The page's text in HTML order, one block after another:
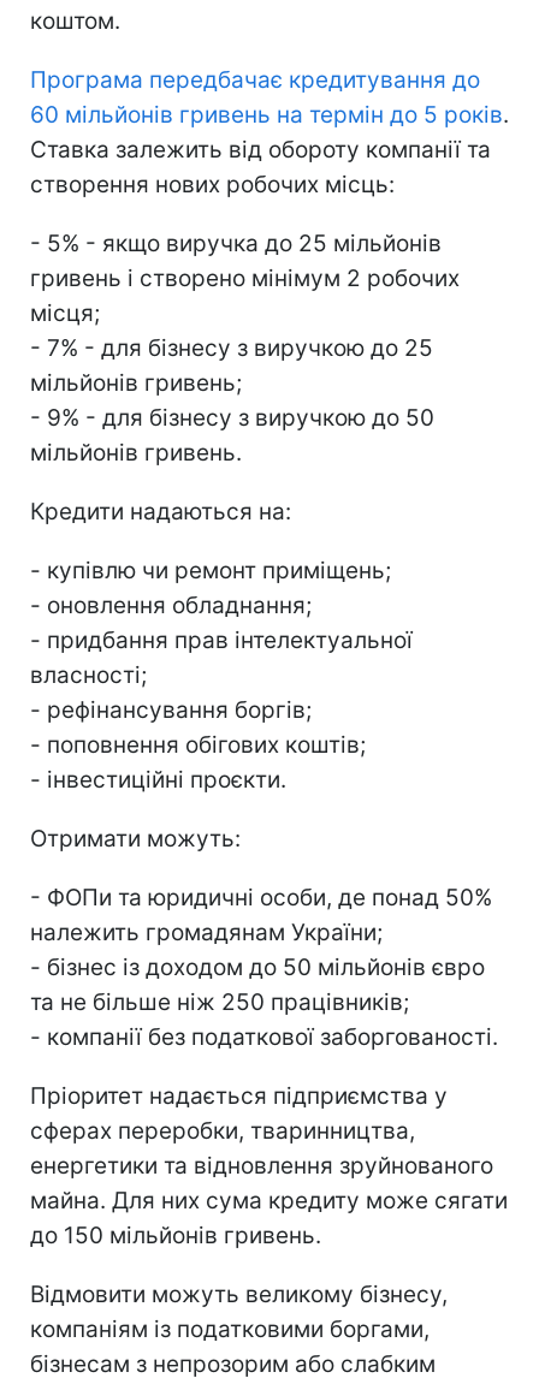
коштом.
Програма передбачає кредитування до
60 мільйонів гривень на термін до 5 років.
Ставка залежить від обороту компанії та
створення нових робочих місць:
- 5% - якщо виручка до 25 мільйонів
гривень і створено мінімум 2 робочих
місця;
- 7% - для бізнесу з виручкою до 25
мільйонів гривень;
- 9% - для бізнесу з виручкою до 50
мільйонів гривень.
Кредити надаються на:
- купівлю чи ремонт приміщень;
​​​​​​​- ​​​​​​​оновлення обладнання;
​​​​​​​- придбання прав інтелектуальної
власності;
​​​​​​​- рефінансування боргів;
​​​​​​​- поповнення обігових коштів;
​​​​​​​- інвестиційні проєкти.
Отримати можуть:
​​​​​​​- ФОПи та юридичні особи, де понад 50%
належить громадянам України;
​​​​​​​- бізнес із доходом до 50 мільйонів євро
та не більше ніж 250 працівників;
​​​​​​​- компанії без податкової заборгованості.
Пріоритет надається підприємства у
сферах переробки, тваринництва,
енергетики та відновлення зруйнованого
майна. Для них сума кредиту може сягати
до 150 мільйонів гривень.
Відмовити можуть великому бізнесу,
компаніям із податковими боргами,
бізнесам з непрозорим або слабким